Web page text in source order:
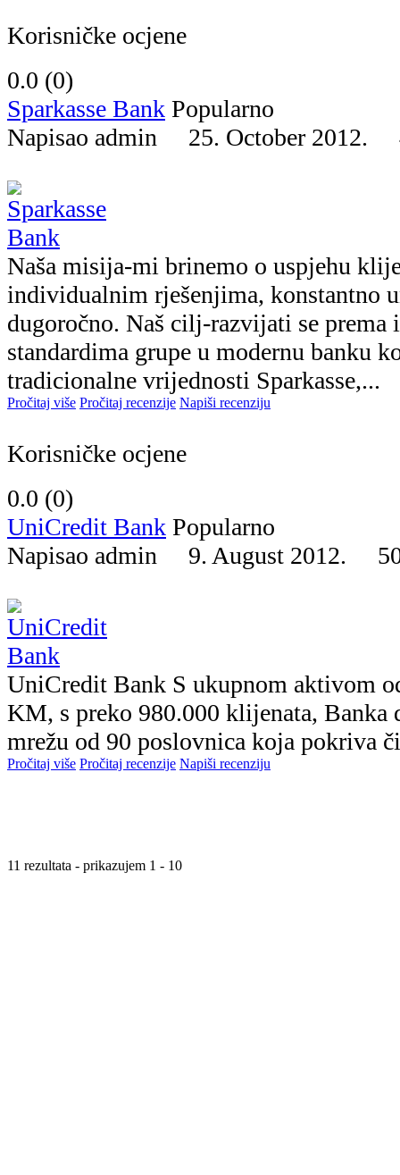
Korisničke ocjene
0.0 (0)
Sparkasse Bank Popularno
Napisao admin 25. October 2012.
Naša misija-mi brinemo o uspjehu
individualnim rješenjima, konstantno
dugoročno. Naš cilj-razvijati se prema
standardima grupe u modernu banku
tradicionalne vrijednosti Sparkasse,...
Pročitaj više Pročitaj recenzije Napiši recenziju
Korisničke ocjene
0.0 (0)
UniCredit Bank Popularno
Napisao admin 9. August 2012.
UniCredit Bank S ukupnom aktivom
KM, s preko 980.000 klijenata, Banka
mrežu od 90 poslovnica koja pokriva
Pročitaj više Pročitaj recenzije Napiši recenziju
11 rezultata - prikazujem 1 - 10